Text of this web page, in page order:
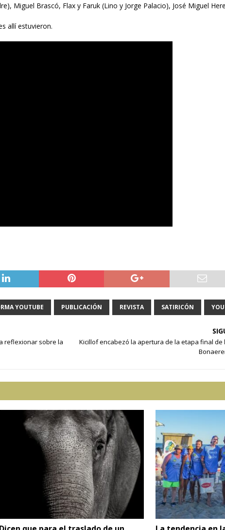
Miguel Brascó, Flax y Faruk (Lino y Jorge Palacio), José Miguel
allí estuvieron.
YOUTUBE PUBLICACIÓN REVISTA SATIRICÓN
reflexionar sobre la
Kicillof encabezó la apertura de la etapa final de